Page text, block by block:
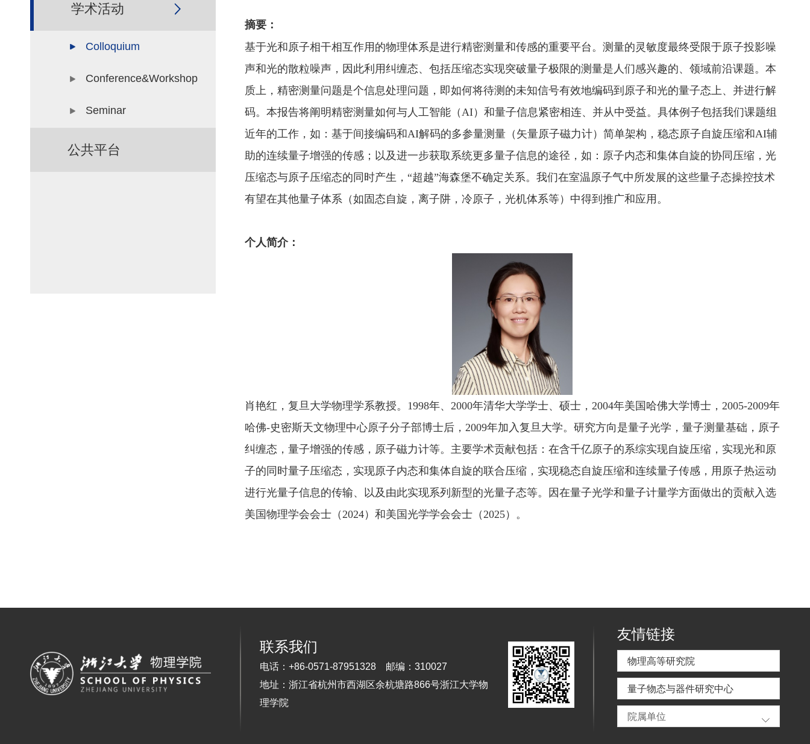
学术活动
Colloquium
Conference&Workshop
Seminar
公共平台
摘要：
基于光和原子相干相互作用的物理体系是进行精密测量和传感的重要平台。测量的灵敏度最终受限于原子投影噪
声和光的散粒噪声，因此利用纠缠态、包括压缩态实现突破量子极限的测量是人们感兴趣的、领域前沿课题。本
质上，精密测量问题是个信息处理问题，即如何将待测的未知信号有效地编码到原子和光的量子态上、并进行解
码。本报告将阐明精密测量如何与人工智能（AI）和量子信息紧密相连、并从中受益。具体例子包括我们课题组
近年的工作，如：基于间接编码和AI解码的多参量测量（矢量原子磁力计）简单架构，稳态原子自旋压缩和AI辅
助的连续量子增强的传感；以及进一步获取系统更多量子信息的途径，如：原子内态和集体自旋的协同压缩，光
压缩态与原子压缩态的同时产生，“超越”海森堡不确定关系。我们在室温原子气中所发展的这些量子态操控技术
有望在其他量子体系（如固态自旋，离子阱，冷原子，光机体系等）中得到推广和应用。
个人简介：
肖艳红，复旦大学物理学系教授。1998年、2000年清华大学学士、硕士，2004年美国哈佛大学博士，2005-2009年
哈佛-史密斯天文物理中心原子分子部博士后，2009年加入复旦大学。研究方向是量子光学，量子测量基础，原子
纠缠态，量子增强的传感，原子磁力计等。主要学术贡献包括：在含千亿原子的系综实现自旋压缩，实现光和原
子的同时量子压缩态，实现原子内态和集体自旋的联合压缩，实现稳态自旋压缩和连续量子传感，用原子热运动
进行光量子信息的传输、以及由此实现系列新型的光量子态等。因在量子光学和量子计量学方面做出的贡献入选
美国物理学会会士（2024）和美国光学学会会士（2025）。
联系我们
电话： +86-0571-87951328 邮编： 310027
地址： 浙江省杭州市西湖区余杭塘路866号浙江大学物
理学院
友情链接
物理高等研究院
量子物态与器件研究中心
院属单位